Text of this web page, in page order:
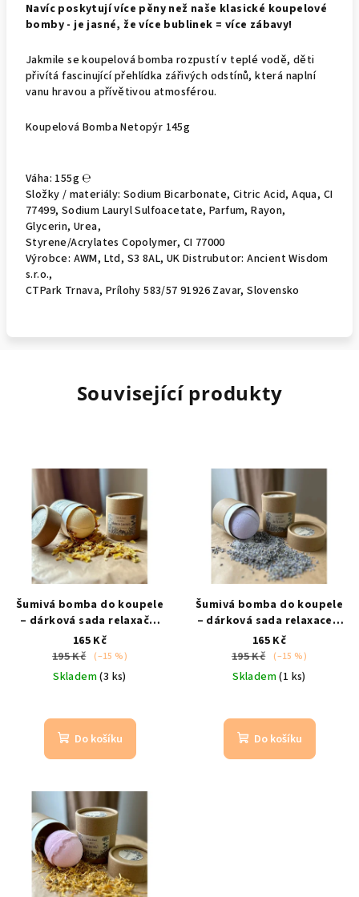
Navíc poskytují více pěny než naše klasické koupelové
bomby - je jasné, že více bublinek = více zábavy!
Jakmile se koupelová bomba rozpustí v teplé vodě, děti
přivítá fascinující přehlídka zářivých odstínů, která naplní
vanu hravou a přívětivou atmosférou.
Koupelová Bomba Netopýr 145g
Váha: 155g ℮
Složky / materiály: Sodium Bicarbonate, Citric Acid, Aqua, CI
77499, Sodium Lauryl Sulfoacetate, Parfum, Rayon,
Glycerin, Urea,
Styrene/Acrylates Copolymer, CI 77000
Výrobce: AWM, Ltd, S3 8AL, UK Distrubutor: Ancient Wisdom
s.r.o.,
CTPark Trnava, Prílohy 583/57 91926 Zavar, Slovensko
Související produkty
Šumivá bomba do koupele
– dárková sada relaxační
koupelheřmánek a
grapefruit
165 Kč
195 Kč (–15 %)
Skladem(3 ks)
Do košíku
Šumivá bomba do koupele
– dárková sada relaxace a
jalovec a šalvěj
165 Kč
195 Kč (–15 %)
Skladem(1 ks)
Do košíku